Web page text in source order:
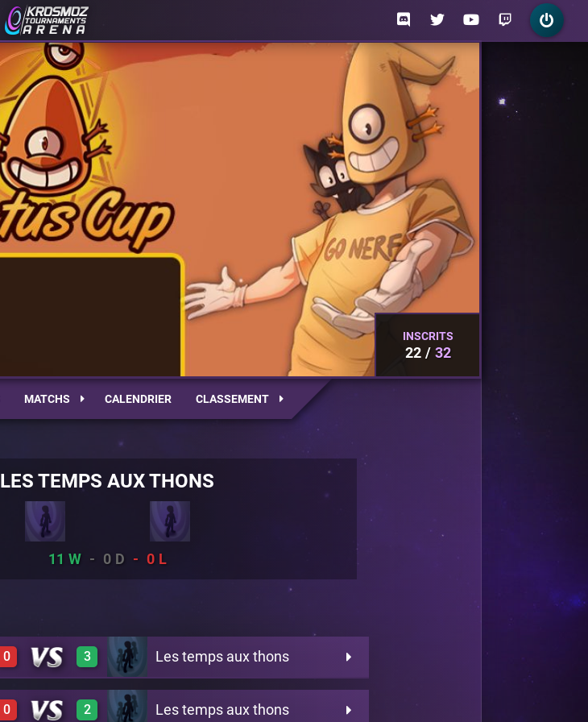
INSCRITS
22 32
MATCHS CALENDRIER CLASSEMENT
LES TEMPS AUX THONS
11 0 0
0 Les temps aux thons
3
A16 1
0 Les temps aux thons
2